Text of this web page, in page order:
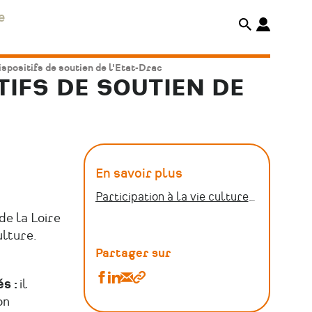
de soutien de l'Etat-Drac
DE SOUTIEN DE
la Loire
: il
En savoir plus
Participation à la vie culturelle et politiques territoriales
Partager sur
Partager
Partager
Partager
Copier